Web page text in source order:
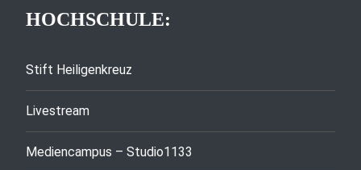
HOCHSCHULE:
Stift Heiligenkreuz
Livestream
Mediencampus – Studio1133